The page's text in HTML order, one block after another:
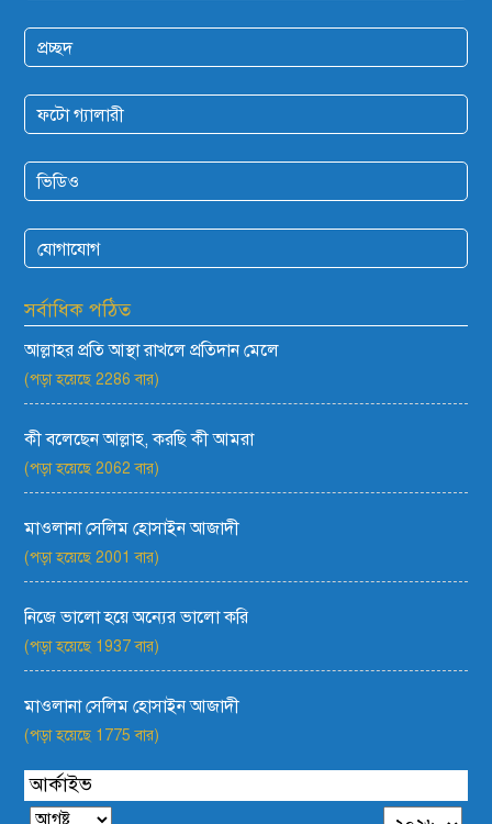
প্রচ্ছদ
ফটো গ্যালারী
ভিডিও
যোগাযোগ
সর্বাধিক পঠিত
আল্লাহর প্রতি আস্থা রাখলে প্রতিদান মেলে
(পড়া হয়েছে 2286 বার)
কী বলেছেন আল্লাহ, করছি কী আমরা
(পড়া হয়েছে 2062 বার)
মাওলানা সেলিম হোসাইন আজাদী
(পড়া হয়েছে 2001 বার)
নিজে ভালো হয়ে অন্যের ভালো করি
(পড়া হয়েছে 1937 বার)
মাওলানা সেলিম হোসাইন আজাদী
(পড়া হয়েছে 1775 বার)
আর্কাইভ